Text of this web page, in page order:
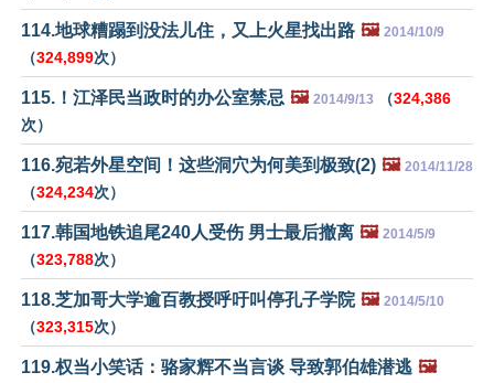
114.地球糟蹋到没法儿住，又上火星找出路 🖼️ 2014/10/9
（324,899次）
115.！江泽民当政时的办公室禁忌 🖼️ 2014/9/13 （324,386
次）
116.宛若外星空间！这些洞穴为何美到极致(2) 🖼️ 2014/11/28
（324,234次）
117.韩国地铁追尾240人受伤 男士最后撤离 🖼️ 2014/5/9
（323,788次）
118.芝加哥大学逾百教授呼吁叫停孔子学院 🖼️ 2014/5/10
（323,315次）
119.权当小笑话：骆家辉不当言谈 导致郭伯雄潜逃 🖼️